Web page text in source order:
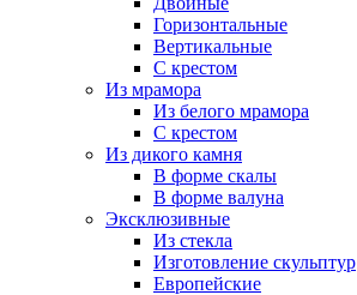
Горизонтальные
Вертикальные
С крестом
Из мрамора
Из белого мрамора
С крестом
Из дикого камня
В форме скалы
В форме валуна
Эксклюзивные
Из стекла
Изготовление скульптур
Европейские